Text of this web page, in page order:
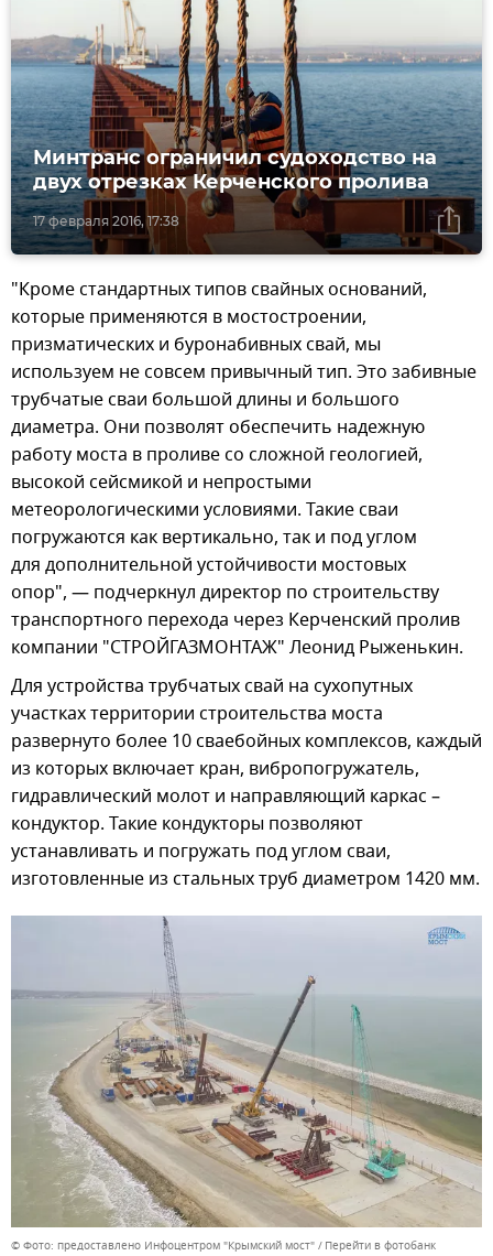
17 февраля 2016, 17:38
Минтранс ограничил судоходство на
двух отрезках Керченского пролива
"Кроме стандартных типов свайных оснований,
которые применяются в мостостроении,
призматических и буронабивных свай, мы
используем не совсем привычный тип. Это забивные
трубчатые сваи большой длины и большого
диаметра. Они позволят обеспечить надежную
работу моста в проливе со сложной геологией,
высокой сейсмикой и непростыми
метеорологическими условиями. Такие сваи
погружаются как вертикально, так и под углом
для дополнительной устойчивости мостовых
опор", — подчеркнул директор по строительству
транспортного перехода через Керченский пролив
компании "СТРОЙГАЗМОНТАЖ" Леонид Рыженькин.
Для устройства трубчатых свай на сухопутных
участках территории строительства моста
развернуто более 10 сваебойных комплексов, каждый
из которых включает кран, вибропогружатель,
гидравлический молот и направляющий каркас –
кондуктор. Такие кондукторы позволяют
устанавливать и погружать под углом сваи,
изготовленные из стальных труб диаметром 1420 мм.
© Фото: предоставлено Инфоцентром "Крымский мост" Перейти в фотобанк